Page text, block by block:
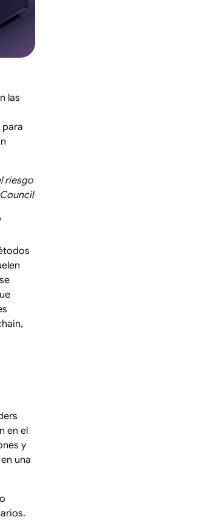
las
riesgo
en el
y
una